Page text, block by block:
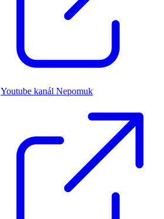
Youtube kanál Nepomuk